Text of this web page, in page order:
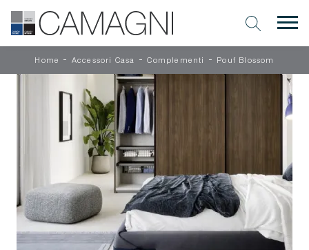
Home - Accessori Casa -Complementi - Pouf Blossom